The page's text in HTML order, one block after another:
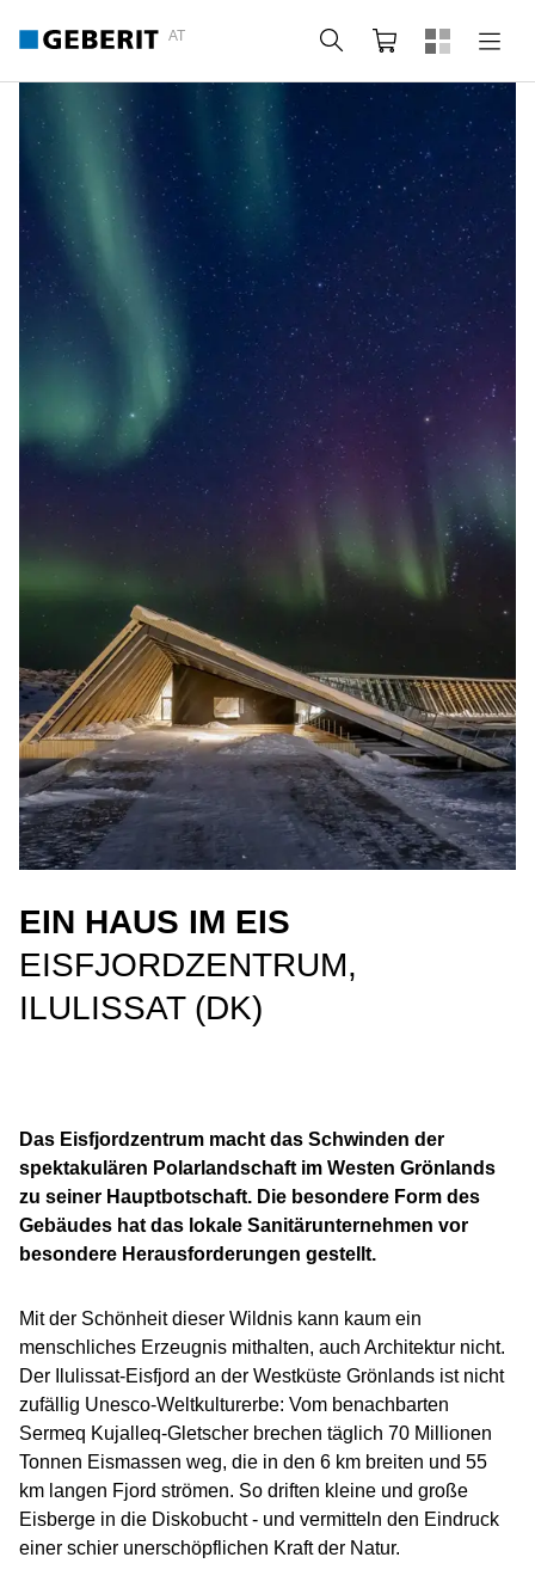
AT Suche Warenkorb
EIN HAUS IM EIS
EISFJORDZENTRUM,
ILULISSAT (DK)
Das Eisfjordzentrum macht das Schwinden der
spektakulären Polarlandschaft im Westen Grönlands
zu seiner Hauptbotschaft. Die besondere Form des
Gebäudes hat das lokale Sanitärunternehmen vor
besondere Herausforderungen gestellt.
Mit der Schönheit dieser Wildnis kann kaum ein
menschliches Erzeugnis mithalten, auch Architektur nicht.
Der Ilulissat-Eisfjord an der Westküste Grönlands ist nicht
zufällig Unesco-Weltkulturerbe: Vom benachbarten
Sermeq Kujalleq-Gletscher brechen täglich 70 Millionen
Tonnen Eismassen weg, die in den 6 km breiten und 55
km langen Fjord strömen. So driften kleine und große
Eisberge in die Diskobucht - und vermitteln den Eindruck
einer schier unerschöpflichen Kraft der Natur.